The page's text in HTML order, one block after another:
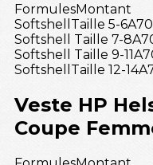
FormulesMontant
SoftshellTaille 5-6A
Softshell Taille 7-8A
Softshell Taille 9-11A
SoftshellTaille 12-14A
Veste HP
Coupe